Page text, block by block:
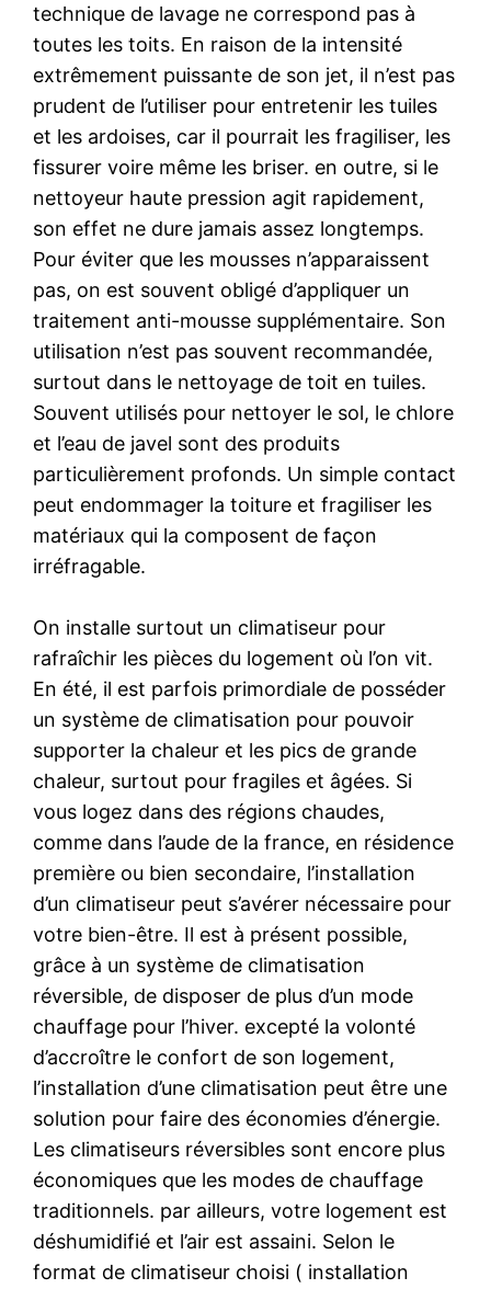
technique de lavage ne correspond pas à
toutes les toits. En raison de la intensité
extrêmement puissante de son jet, il n’est pas
prudent de l’utiliser pour entretenir les tuiles
et les ardoises, car il pourrait les fragiliser, les
fissurer voire même les briser. en outre, si le
nettoyeur haute pression agit rapidement,
son effet ne dure jamais assez longtemps.
Pour éviter que les mousses n’apparaissent
pas, on est souvent obligé d’appliquer un
traitement anti-mousse supplémentaire. Son
utilisation n’est pas souvent recommandée,
surtout dans le nettoyage de toit en tuiles.
Souvent utilisés pour nettoyer le sol, le chlore
et l’eau de javel sont des produits
particulièrement profonds. Un simple contact
peut endommager la toiture et fragiliser les
matériaux qui la composent de façon
irréfragable.
On installe surtout un climatiseur pour
rafraîchir les pièces du logement où l’on vit.
En été, il est parfois primordiale de posséder
un système de climatisation pour pouvoir
supporter la chaleur et les pics de grande
chaleur, surtout pour fragiles et âgées. Si
vous logez dans des régions chaudes,
comme dans l’aude de la france, en résidence
première ou bien secondaire, l’installation
d’un climatiseur peut s’avérer nécessaire pour
votre bien-être. Il est à présent possible,
grâce à un système de climatisation
réversible, de disposer de plus d’un mode
chauffage pour l’hiver. excepté la volonté
d’accroître le confort de son logement,
l’installation d’une climatisation peut être une
solution pour faire des économies d’énergie.
Les climatiseurs réversibles sont encore plus
économiques que les modes de chauffage
traditionnels. par ailleurs, votre logement est
déshumidifié et l’air est assaini. Selon le
format de climatiseur choisi ( installation